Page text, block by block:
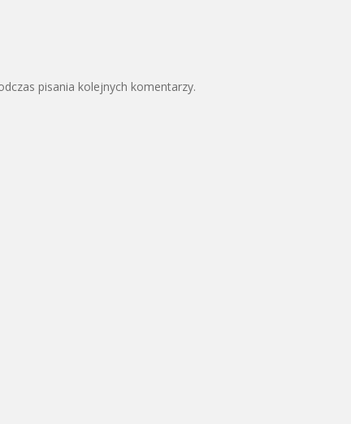
pisania kolejnych komentarzy.